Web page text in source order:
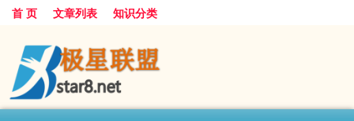
首 页 文章列表 知识分类